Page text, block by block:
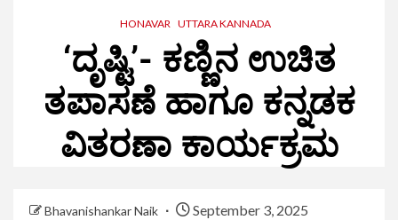
HONAVAR UTTARA KANNADA
‘ದೃಷ್ಟಿ’- ಕಣ್ಣಿನ ಉಚಿತ
ತಪಾಸಣೆ ಹಾಗೂ ಕನ್ನಡಕ
ವಿತರಣಾ ಕಾರ್ಯಕ್ರಮ
Bhavanishankar Naik September 3, 2025